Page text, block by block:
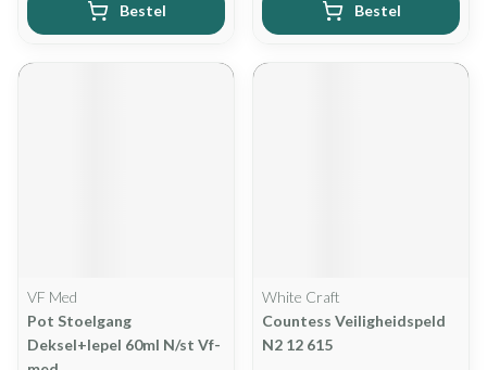
Bestel Bestel
VF Med
Pot Stoelgang
Deksel+lepel 60ml N/st Vf-
White Craft
Countess Veiligheidspeld
N2 12 615